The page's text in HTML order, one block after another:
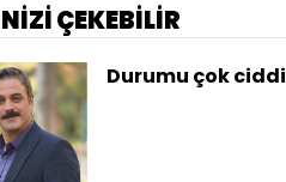
ÇEKEBİLİR
Durumu çok ciddi